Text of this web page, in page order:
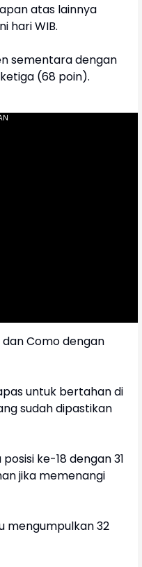
atas lainnya
hari WIB.
sementara dengan
(68 poin).
Como dengan
untuk bertahan di
sudah dipastikan
ke-18 dengan 31
jika memenangi
mengumpulkan 32